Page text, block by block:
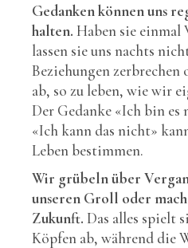
Gedanken können uns
halten. Haben sie einmal
lassen sie uns nachts
Beziehungen zerbrechen
ab, so zu leben, wie wir
Der Gedanke «Ich bin
«Ich kann das nicht»
Leben bestimmen.
Wir grübeln über
unseren Groll oder
Zukunft. Das alles spielt
Köpfen ab, während die